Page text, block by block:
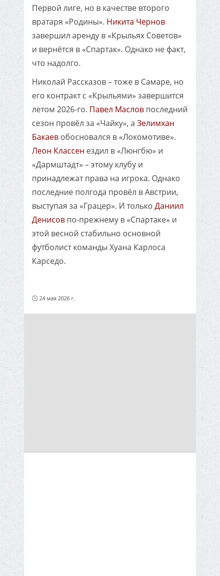
Первой лиге, но в качестве второго
вратаря «Родины». Никита Чернов
завершил аренду в «Крыльях Советов»
и вернётся в «Спартак». Однако не факт,
что надолго.
Николай Рассказов – тоже в Самаре, но
его контракт с «Крыльями» завершится
летом 2026-го. Павел Маслов последний
сезон провёл за «Чайку», а Зелимхан
Бакаев обосновался в «Локомотиве».
Леон Классен ездил в «Люнгбю» и
«Дармштадт» – этому клубу и
принадлежат права на игрока. Однако
последние полгода провёл в Австрии,
выступая за «Грацер». И только Даниил
Денисов по-прежнему в «Спартаке» и
этой весной стабильно основной
футболист команды Хуана Карлоса
Карседо.
24 мая 2026 г.